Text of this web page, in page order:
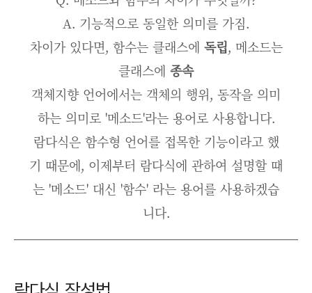
A. 기능적으로 동일한 의미를 가짐.
차이가 있다면, 함수는 클래스에 독립, 메소드는
클래스에 종속
객체지향 언어에서는 객체의 행위, 동작을 의미
하는 의미로 '메소드'라는 용어로 사용합니다.
람다식은 함수형 언어를 접목한 기능이라고 했
기 때문에, 이제부터 람다식에 관하여 설명할 때
는 '메소드' 대신 '함수' 라는 용어를 사용하겠습
니다.